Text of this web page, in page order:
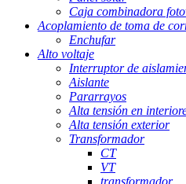
Caja combinadora
Acoplamiento de toma de
Enchufar
Alto voltaje
Interruptor de
Aislante
Pararrayos
Alta tensión en
Alta tensión exterior
Transformador
CT
VT